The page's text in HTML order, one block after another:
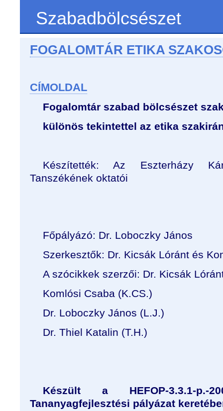
Szabadbölcsészet
FOGALOMTÁR ETIKA
CÍMOLDAL
Fogalomtár szabad bölcsészet
különös tekintettel az etika
Készítették: Az Eszterházy
Tanszékének oktatói
Főpályázó: Dr. Loboczky János
Szerkesztők: Dr. Kicsák Lóránt és
A szócikkek szerzői: Dr. Kicsák
Komlósi Csaba (K.CS.)
Dr. Loboczky János (L.J.)
Dr. Thiel Katalin (T.H.)
Készült a HEFOP-3.3.1-p.-
Tananyagfejlesztési pályázat